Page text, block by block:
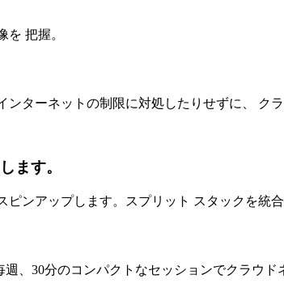
把握。
ターネットの制限に対処したりせずに、 ク
ます。
ンアップします。スプリット スタックを統
、30分のコンパクトなセッションでクラウ